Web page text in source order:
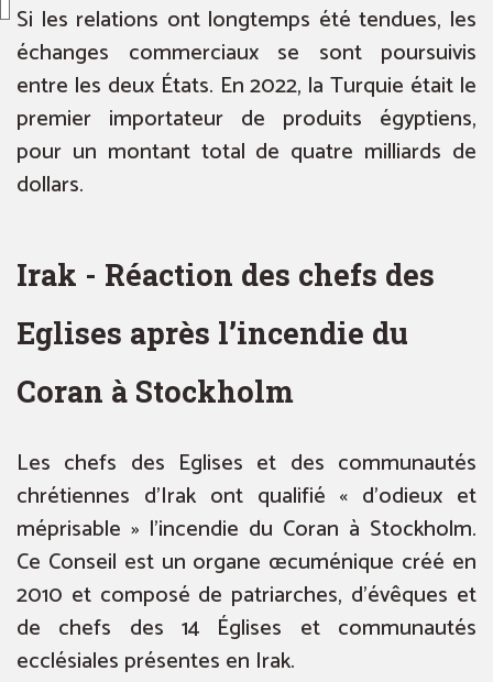
Si les relations ont longtemps été tendues, les
échanges commerciaux se sont poursuivis
entre les deux États. En 2022, la Turquie était le
premier importateur de produits égyptiens,
pour un montant total de quatre milliards de
dollars.
Irak - Réaction des chefs des
Eglises après l’incendie du
Coran à Stockholm
Les chefs des Eglises et des communautés
chrétiennes d’Irak ont qualifié « d’odieux et
méprisable » l’incendie du Coran à Stockholm.
Ce Conseil est un organe œcuménique créé en
2010 et composé de patriarches, d’évêques et
de chefs des 14 Églises et communautés
ecclésiales présentes en Irak.